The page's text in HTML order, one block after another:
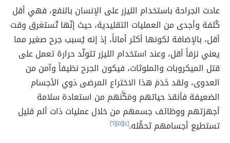
عادت الجراحة باستخدام الليزر على الإنسان بالنفع، فهي أقل
كُلفة وأجدى من العمليات التقليدية، حيث إنّها تُستغرق وقت
أقل، بالإضافة لكونها أكثر أماناً، إذ إنه يُسبب جرح صغير مما
يعني نزفاً أقل، وعند استخدام الليزر تتولّد حرارة تعمل على
قتل الميكروبات والملوثات، فيكون الجرح نظيفاً وآمن من
العدوى، ولقد خَدَمَ هذا الاختراع المرضى ذوي الأجسام
الضعيفة فأنقذ حياتهم ومَكَّنهم من استعادة سلامة
أجهزتهم ووظائف جسمهم من خلال عمليات ذات ألم قليل
تستطيع أجسامهم تَحمُّله.[٤] [٥] [٦]